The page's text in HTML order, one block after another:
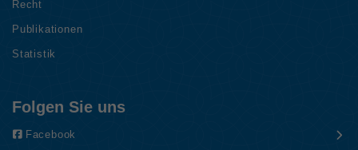
Recht
Publikationen
Statistik
Folgen Sie uns
Facebook